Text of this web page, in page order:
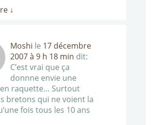
↓
Moshi le 17 décembre
2007 à 9 h 18 min dit:
C’est vrai que ça
donnne envie une
raquette… Surtout
bretons qui ne voient la
fois tous les 10 ans